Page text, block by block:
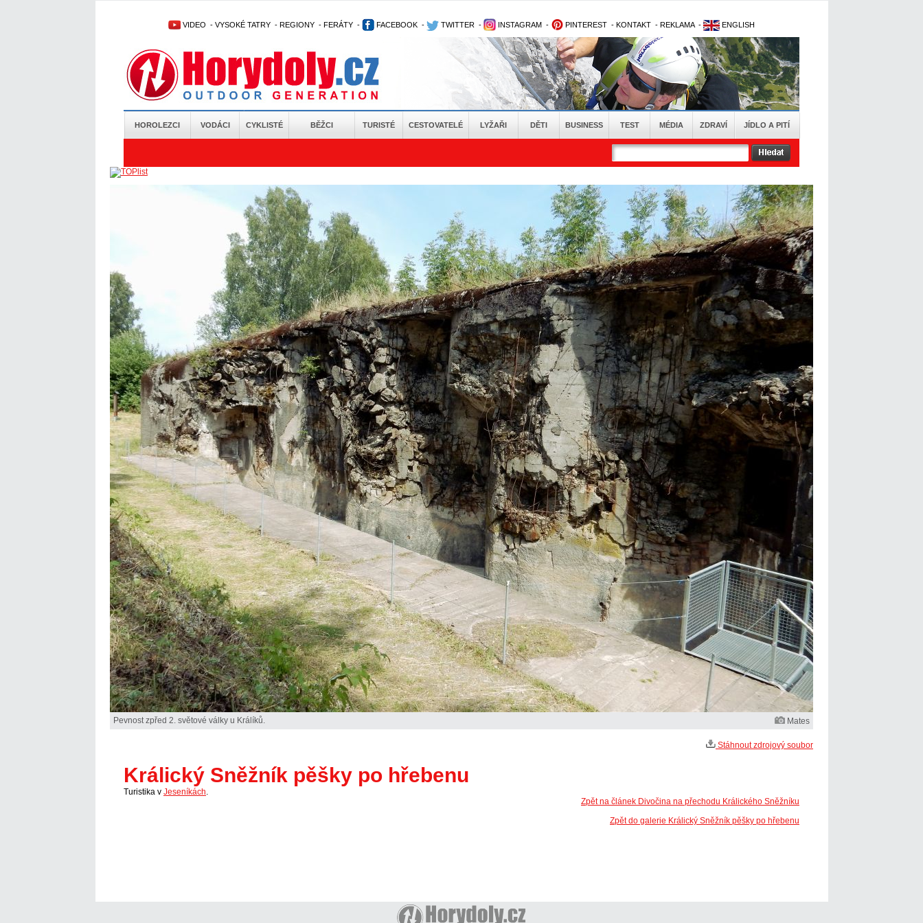
VIDEO - VYSOKÉ TATRY - REGIONY - FERÁTY - FACEBOOK - TWITTER - INSTAGRAM - PINTEREST - KONTAKT - REKLAMA - ENGLISH
HOROLEZCI VODÁCI CYKLISTÉ BĚŽCI TURISTÉ CESTOVATELÉ LYŽAŘI DĚTI BUSINESS TEST MÉDIA ZDRAVÍ JÍDLO A PITÍ
Pevnost zpřed 2. světové války u Králíků. Mates
Stáhnout zdrojový soubor
Králický Sněžník pěšky po hřebenu
Turistika v Jeseníkách.
Zpět na článek Divočina na přechodu Králického Sněžníku
Zpět do galerie Králický Sněžník pěšky po hřebenu